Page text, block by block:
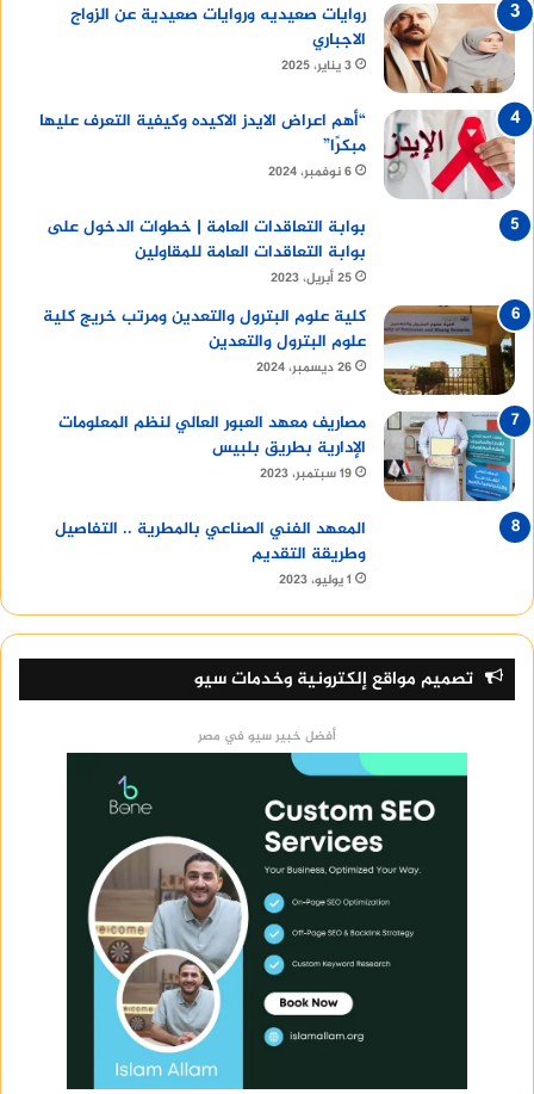
روايات صعيديه وروايات صعيدية عن الزواج
الاجباري
3 يناير، 2025
“أهم اعراض الايدز الاكيده وكيفية التعرف عليها
مبكرًا”
6 نوفمبر، 2024
بوابة التعاقدات العامة | خطوات الدخول على
بوابة التعاقدات العامة للمقاولين
25 أبريل، 2023
كلية علوم البترول والتعدين ومرتب خريج كلية
علوم البترول والتعدين
26 ديسمبر، 2024
مصاريف معهد العبور العالي لنظم المعلومات
الإدارية بطريق بلبيس
19 سبتمبر، 2023
المعهد الفني الصناعي بالمطرية .. التفاصيل
وطريقة التقديم
1 يوليو، 2023
تصميم مواقع إلكترونية وخدمات سيو
أفضل خبير سيو في مصر